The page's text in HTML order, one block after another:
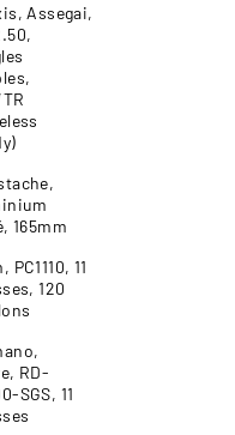
Assegai,
165mm
PC1110, 11
120
RD-
SGS, 11